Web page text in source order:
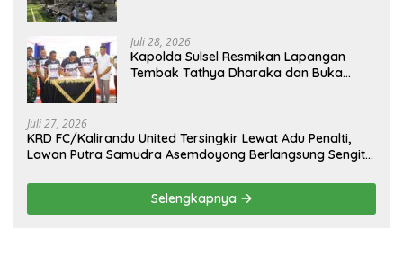
Juli 28, 2026
Kapolda Sulsel Resmikan Lapangan
Tembak Tathya Dharaka dan Buka
Juli 27, 2026
KRD FC/Kalirandu United Tersingkir Lewat Adu Penalti,
Lawan Putra Samudra Asemdoyong Berlangsung Sengit
Selengkapnya